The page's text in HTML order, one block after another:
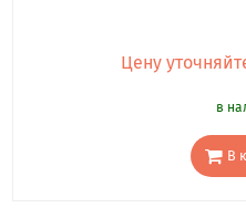
Цену
в
В